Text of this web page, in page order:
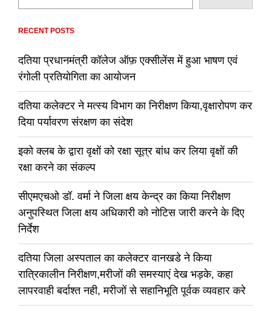
RECENT POSTS
दतिया प्रधानमंत्री कॉलेज ऑफ़ एक्सीलेंस में हुआ भाषण एवं
रंगोली प्रतियोगिता का आयोजन
दतिया कलेक्टर ने मत्स्य विभाग का निरीक्षण किया,वृक्षारोपण कर
दिया पर्यावरण संरक्षण का संदेश
इको क्लब के द्वारा वृक्षों को रक्षा सूत्र बांध कर लिया वृक्षों की
रक्षा करने का संकल्प
सीएमएचओ डॉ. वर्मा ने जिला क्षय केन्द्र का किया निरीक्षण
अनुपस्थित जिला क्षय अधिकारी को नोटिस जारी करने के दिए
निर्देश
दतिया जिला अस्पताल का कलेक्टर वानखडे ने किया
रात्रिकालीन निरीक्षण,मरीजों की समस्याएं देख भड़के, कहा
लापरवाही बर्दाश्त नही, मरीजों से सहानिभूति पूर्वक व्यवहार करे